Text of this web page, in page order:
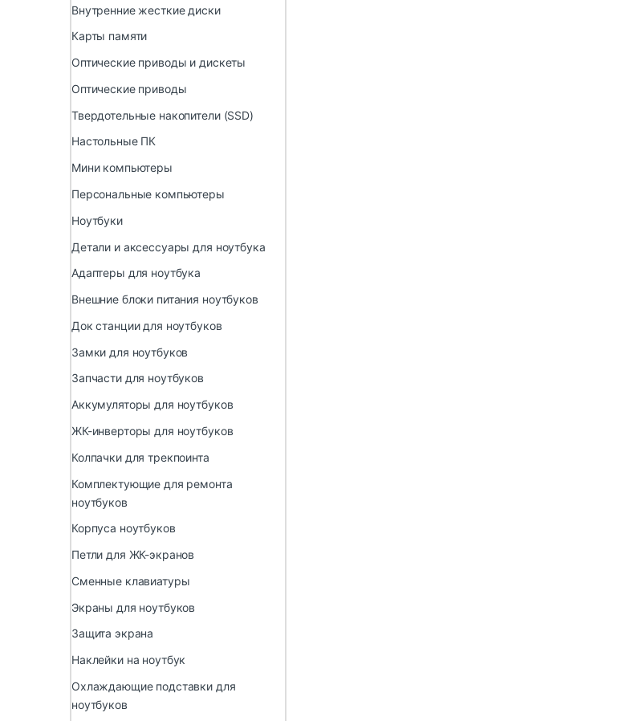
Внутренние жесткие диски
Карты памяти
Оптические приводы и дискеты
Оптические приводы
Твердотельные накопители (SSD)
Настольные ПК
Мини компьютеры
Персональные компьютеры
Ноутбуки
Детали и аксессуары для ноутбука
Адаптеры для ноутбука
Внешние блоки питания ноутбуков
Док станции для ноутбуков
Замки для ноутбуков
Запчасти для ноутбуков
Аккумуляторы для ноутбуков
ЖК-инверторы для ноутбуков
Колпачки для трекпоинта
Комплектующие для ремонта
ноутбуков
Корпуса ноутбуков
Петли для ЖК-экранов
Сменные клавиатуры
Экраны для ноутбуков
Защита экрана
Наклейки на ноутбук
Охлаждающие подставки для
ноутбуков